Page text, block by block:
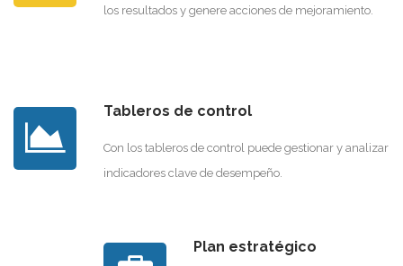
los resultados y genere acciones de mejoramiento.
Tableros de control
Con los tableros de control puede gestionar y analizar
indicadores clave de desempeño.
Plan estratégico